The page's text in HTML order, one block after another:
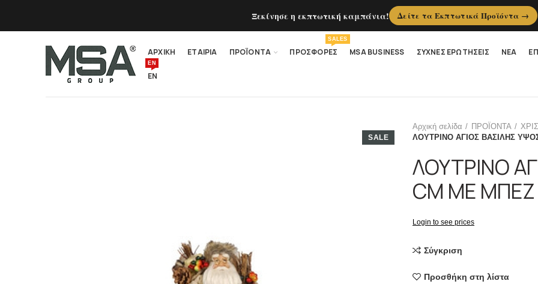
ΑΡΧΙΚΗ ΕΤΑΙΡΙΑ ΠΡΟΪΟΝΤΑ ΠΡΟΣΦΟΡΕΣ
SALES
MSA BUSINESS ΣΥΧΝΕΣ ΕΡΩΤΗΣΕΙΣ ΝΕΑ
EN
EN
SALE
Αρχική σελίδα ΠΡΟΪΟΝΤΑ
ΛΟΥΤΡΙΝΟ ΑΓΙΟΣ ΒΑΣΙΛΗΣ
ΛΟΥΤΡΙΝΟ
CM ME
Login to see prices
Σύγκριση
Προσθήκη στη λίστα
Ξεκίνησε η εκπτωτική καμπάνια! Δείτε τα Εκπτωτικά Προϊόντα →